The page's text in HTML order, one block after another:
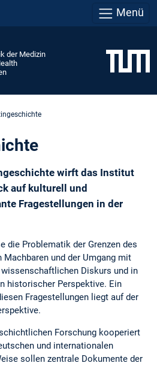
Menü
der Medizin
wirft das Institut
auf kulturell und
Fragestellungen in der
die Problematik der Grenzen des
und der Umgang mit
Diskurs und in
historischer Perspektive. Ein
Fragestellungen liegt auf der
Forschung kooperiert
und internationalen
sollen zentrale Dokumente der